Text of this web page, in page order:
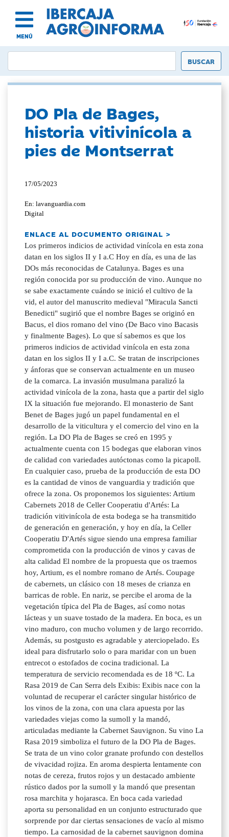
MENÚ
DO Pla de Bages,
historia vitivinícola a
pies de Montserrat
17/05/2023
En: lavanguardia.com
Digital
ENLACE AL DOCUMENTO ORIGINAL >
Los primeros indicios de actividad vinícola en esta zona
datan en los siglos II y I a.C Hoy en día, es una de las
DOs más reconocidas de Catalunya. Bages es una
región conocida por su producción de vino. Aunque no
se sabe exactamente cuándo se inició el cultivo de la
vid, el autor del manuscrito medieval "Miracula Sancti
Benedicti" sugirió que el nombre Bages se originó en
Bacus, el dios romano del vino (De Baco vino Bacasis
y finalmente Bages). Lo que sí sabemos es que los
primeros indicios de actividad vinícola en esta zona
datan en los siglos II y I a.C. Se tratan de inscripciones
y ánforas que se conservan actualmente en un museo
de la comarca. La invasión musulmana paralizó la
actividad vinícola de la zona, hasta que a partir del siglo
IX la situación fue mejorando. El monasterio de Sant
Benet de Bages jugó un papel fundamental en el
desarrollo de la viticultura y el comercio del vino en la
región. La DO Pla de Bages se creó en 1995 y
actualmente cuenta con 15 bodegas que elaboran vinos
de calidad con variedades autóctonas como la picapoll.
En cualquier caso, prueba de la producción de esta DO
es la cantidad de vinos de vanguardia y tradición que
ofrece la zona. Os proponemos los siguientes: Artium
Cabernets 2018 de Celler Cooperatiu d'Artés: La
tradición vitivinícola de esta bodega se ha transmitido
de generación en generación, y hoy en día, la Celler
Cooperatiu D'Artés sigue siendo una empresa familiar
comprometida con la producción de vinos y cavas de
alta calidad El nombre de la propuesta que os traemos
hoy, Artium, es el nombre romano de Artés. Coupage
de cabernets, un clásico con 18 meses de crianza en
barricas de roble. En nariz, se percibe el aroma de la
vegetación típica del Pla de Bages, así como notas
lácteas y un suave tostado de la madera. En boca, es un
vino maduro, con mucho volumen y de largo recorrido.
Además, su postgusto es agradable y aterciopelado. Es
ideal para disfrutarlo solo o para maridar con un buen
entrecot o estofados de cocina tradicional. La
temperatura de servicio recomendada es de 18 ºC. La
Rasa 2019 de Can Serra dels Exibis: Exibis nace con la
voluntad de recuperar el carácter singular histórico de
los vinos de la zona, con una clara apuesta por las
variedades viejas como la sumoll y la mandó,
articuladas mediante la Cabernet Sauvignon. Su vino La
Rasa 2019 simboliza el futuro de la DO Pla de Bages.
Se trata de un vino color granate profundo con destellos
de vivacidad rojiza. En aroma despierta lentamente con
notas de cereza, frutos rojos y un destacado ambiente
rústico dados por la sumoll y la mandó que presentan
rosa marchita y hojarasca. En boca cada variedad
aporta su personalidad en un conjunto estructurado que
sorprende por dar ciertas sensaciones de vacío al mismo
tiempo. La carnosidad de la cabernet sauvignon domina